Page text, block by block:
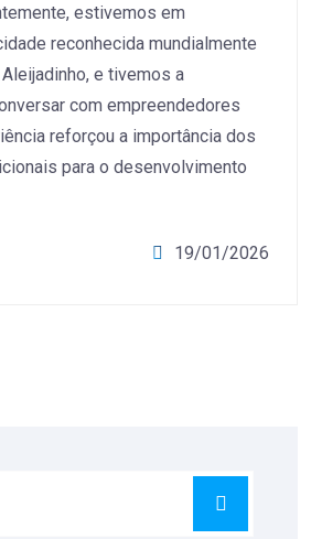
estivemos em
reconhecida mundialmente
e tivemos a
com empreendedores
reforçou a importância dos
para o desenvolvimento
19/01/2026